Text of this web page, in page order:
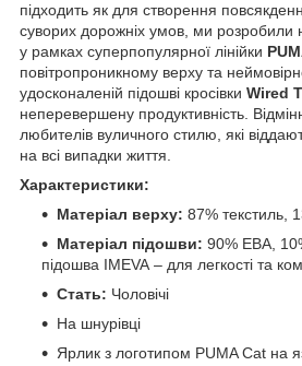
підходить як для створення
суворих дорожніх умов, ми розробили
у рамках суперпопулярної лінійки
повітропроникному верху та
удосконаленій підошві кросівки Wired
неперевершену продуктивність.
любителів вуличного стилю, які
на всі випадки життя.
Характеристики:
Матеріал верху: 87% текстиль,
Матеріал підошви: 90% ЕВА,
підошва IMEVA – для легкості та
Стать: Чоловічі
На шнурівці
Ярлик з логотипом PUMA Cat на